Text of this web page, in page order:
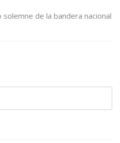
solemne de la bandera nacional